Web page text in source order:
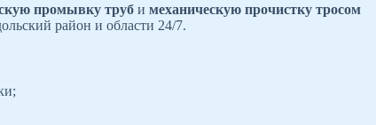
промывку труби механическую прочистку тросом
район и области 24/7.